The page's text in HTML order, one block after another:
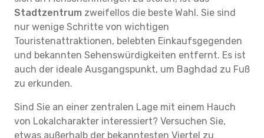
Stadtzentrum zweifellos die beste Wahl. Sie sind
nur wenige Schritte von wichtigen
Touristenattraktionen, belebten Einkaufsgegenden
und bekannten Sehenswürdigkeiten entfernt. Es ist
auch der ideale Ausgangspunkt, um Baghdad zu Fuß
zu erkunden.
Sind Sie an einer zentralen Lage mit einem Hauch
von Lokalcharakter interessiert? Versuchen Sie,
etwas außerhalb der bekanntesten Viertel zu